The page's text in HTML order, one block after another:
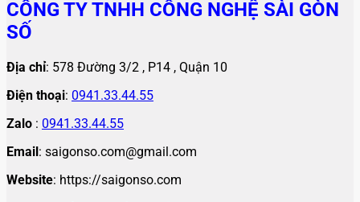
CÔNG TY TNHH CÔNG NGHỆ SÀI GÒN
SỐ
Địa chỉ: 578 Đường 3/2 , P14 , Quận 10
Điện thoại: 0941.33.44.55
Zalo : 0941.33.44.55
Email: saigonso.com@gmail.com
Website: https://saigonso.com